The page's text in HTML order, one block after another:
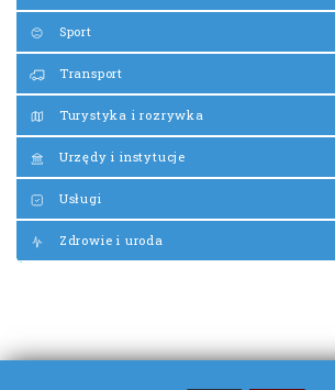
Sport
Transport
Turystyka i rozrywka
Urzędy i instytucje
Usługi
Zdrowie i uroda